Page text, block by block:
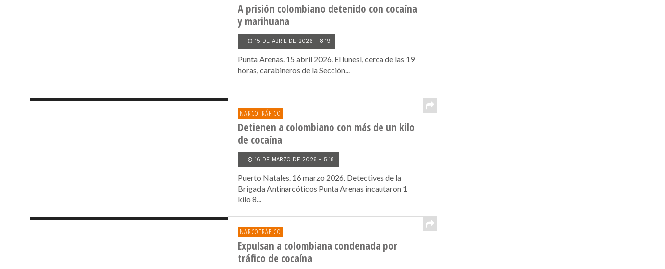
A prisión colombiano detenido con cocaína
y marihuana
15 DE ABRIL DE 2026 - 8:19
Punta Arenas. 15 abril 2026. El lunesl, cerca de las 19
horas, carabineros de la Sección...
NARCOTRÁFICO
Detienen a colombiano con más de un kilo
de cocaína
16 DE MARZO DE 2026 - 5:18
Puerto Natales. 16 marzo 2026. Detectives de la
Brigada Antinarcóticos Punta Arenas incautaron 1
kilo 8...
NARCOTRÁFICO
Expulsan a colombiana condenada por
tráfico de cocaína